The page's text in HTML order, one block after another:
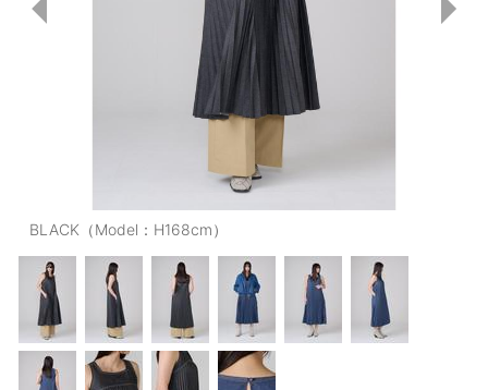
SHIRT : シャツ
OUTERS : アウター
PANTS/SKIRT : パンツ・スカート
TOPS : トップス
OUTERS : アウター
OUTLET : アウトレット
MENS : メンズ
BLACK（Model：H168cm）